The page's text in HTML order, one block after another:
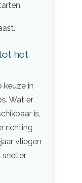
het
keuze in
Wat er
is,
richting
vliegen